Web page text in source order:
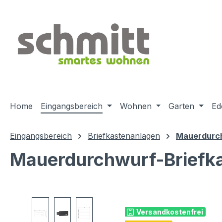
Home Eingangsbereich Wohnen Garten
Eingangsbereich Briefkastenanlagen
Mauerdurchwurf-
Versandkostenfrei